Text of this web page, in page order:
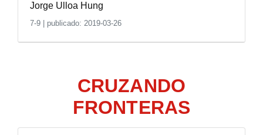
Jorge Ulloa Hung
7-9 publicado: 2019-03-26
CRUZANDO
FRONTERAS